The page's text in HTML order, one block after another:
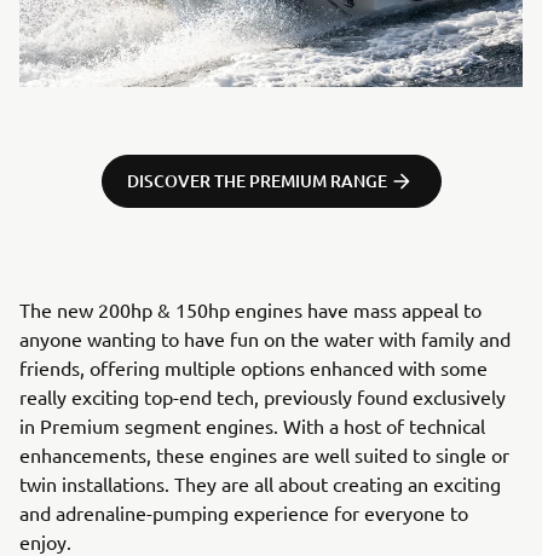
DISCOVER THE PREMIUM RANGE
The new 200hp & 150hp engines have mass appeal to
anyone wanting to have fun on the water with family and
friends, offering multiple options enhanced with some
really exciting top-end tech, previously found exclusively
in Premium segment engines. With a host of technical
enhancements, these engines are well suited to single or
twin installations. They are all about creating an exciting
and adrenaline-pumping experience for everyone to
enjoy.